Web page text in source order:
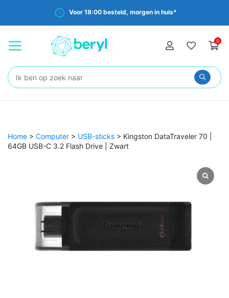
Voor 18:00 besteld, morgen in huis*
0
Zoeken:
Home > Computer > USB-sticks > Kingston DataTraveler 70 |
64GB USB-C 3.2 Flash Drive | Zwart